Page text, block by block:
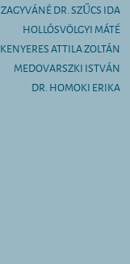
ZAGYVÁNÉ DR. SZŰCS IDA
HOLLÓSVÖLGYI MÁTÉ
KENYERES ATTILA ZOLTÁN
MEDOVARSZKI ISTVÁN
DR. HOMOKI ERIKA